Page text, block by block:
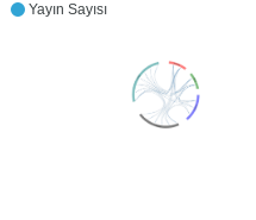
Yayın Sayısı